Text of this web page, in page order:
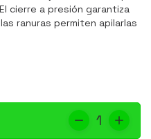
cierre a presión garantiza
ranuras permiten apilarlas
1